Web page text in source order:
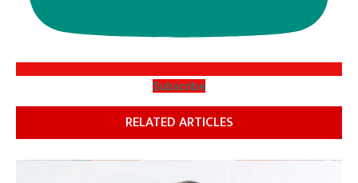
Subscribe
RELATED ARTICLES